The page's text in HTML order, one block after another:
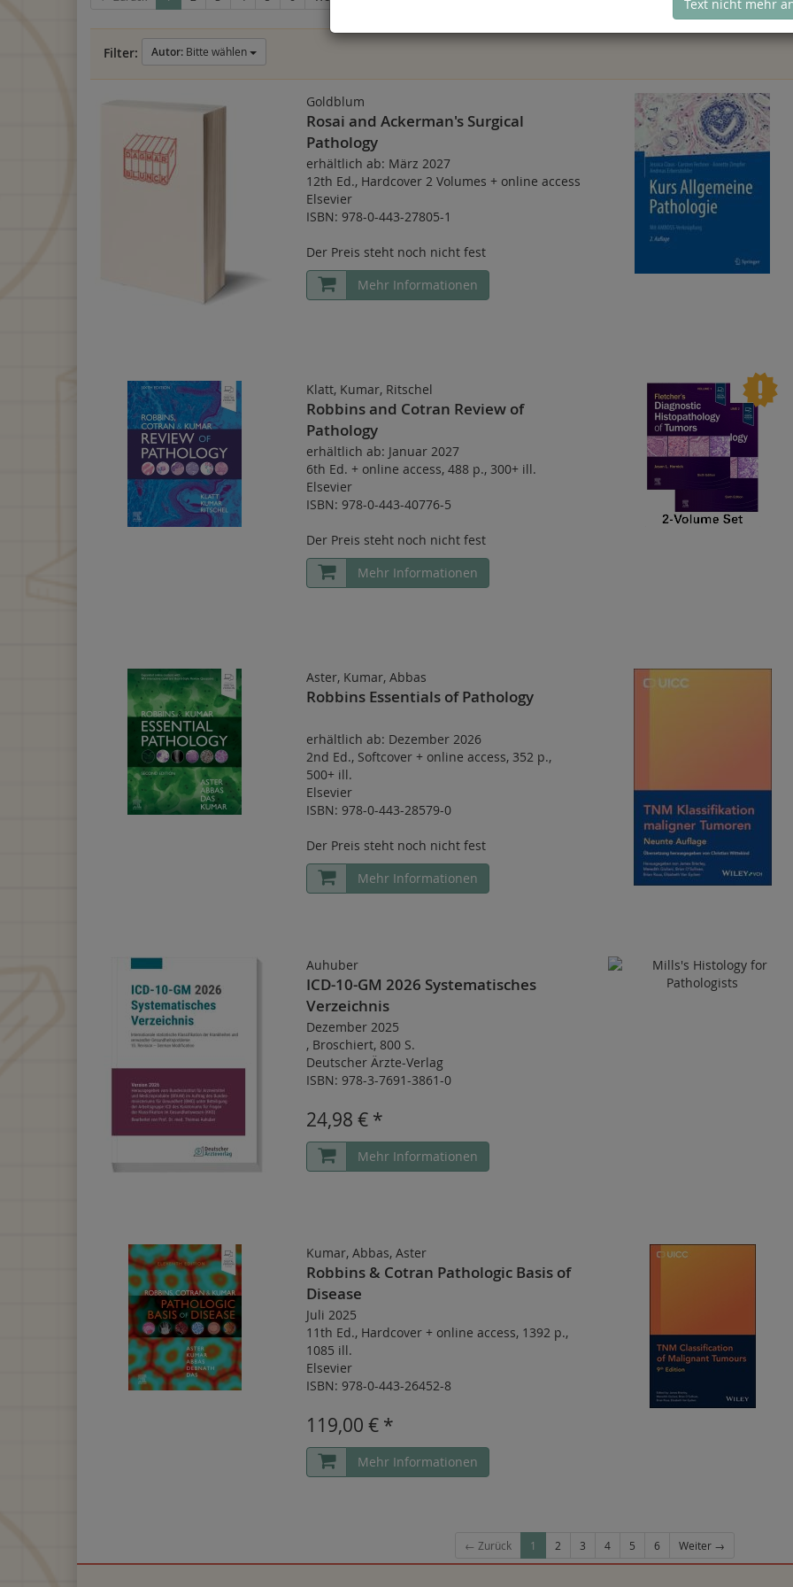
Text nicht mehr
Filter: Autor: Bitte wählen
Goldblum
Rosai and Ackerman's Surgical
Pathology
erhältlich ab: März 2027
12th Ed., Hardcover 2 Volumes + online access
Elsevier
ISBN: 978-0-443-27805-1
Der Preis steht noch nicht fest
Mehr Informationen
Klatt, Kumar, Ritschel
Robbins and Cotran Review of
Pathology
erhältlich ab: Januar 2027
6th Ed. + online access, 488 p., 300+ ill.
Elsevier
ISBN: 978-0-443-40776-5
Der Preis steht noch nicht fest
Mehr Informationen
Aster, Kumar, Abbas
Robbins Essentials of Pathology
erhältlich ab: Dezember 2026
2nd Ed., Softcover+ online access, 352 p.,
500+ ill.
Elsevier
ISBN: 978-0-443-28579-0
Der Preis steht noch nicht fest
Mehr Informationen
Auhuber
ICD-10-GM 2026 Systematisches
Verzeichnis
Dezember 2025
, Broschiert, 800 S.
Deutscher Ärzte-Verlag
ISBN: 978-3-7691-3861-0
24,98 € *
Mehr Informationen
Kumar, Abbas, Aster
Robbins & Cotran Pathologic Basis of
Disease
Juli 2025
11th Ed., Hardcover+ online access, 1392 p.,
1085 ill.
Elsevier
ISBN: 978-0-443-26452-8
119,00 € *
Mehr Informationen
← Zurück 1 2 3 4 5 6 Weiter →